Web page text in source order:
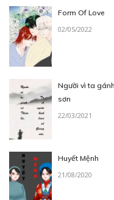
CHƯƠNG 13
22/01/2019
CHƯƠNG 14
Form Of Love
02/05/2022
Người vì ta
sơn
22/03/2021
Huyết Mệnh
21/08/2020